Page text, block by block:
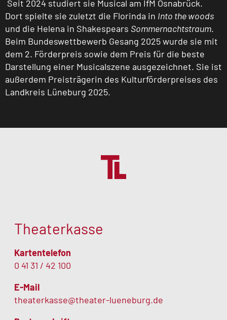
Seit 2024 studiert sie Musical am IfM Osnabrück.
Dort spielte sie zuletzt die Florinda in Into the woods
und die Helena in Shakespears Sommernachtstraum.
Beim Bundeswettbewerb Gesang 2025 wurde sie mit
dem 2. Förderpreis sowie dem Preis für die beste
Darstellung einer Musicalszene ausgezeichnet. Sie ist
außerdem Preisträgerin des Kulturförderpreises des
Landkreis Lüneburg 2025.
Theaterkasse
Kartentelefon
0 41 31 / 42 100
E-Mail
theaterkasse@theater-lueneburg.de